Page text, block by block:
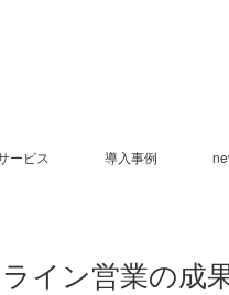
ービス 導入事例
ライン営業の成